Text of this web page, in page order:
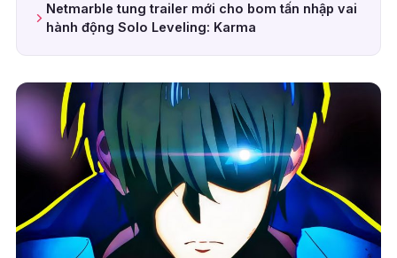
Netmarble tung trailer mới cho bom tấn nhập vai
hành động Solo Leveling: Karma